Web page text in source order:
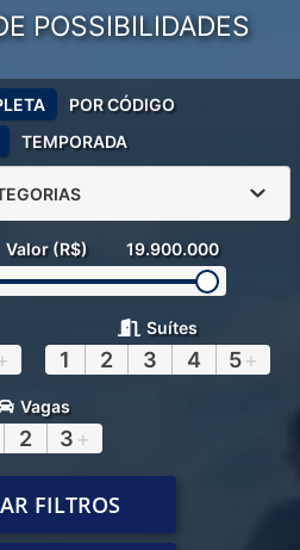
POSSIBILIDADES
TEMPORADA
POR CÓDIGO
Valor (R$) 19.900.000
Suítes
1 2 3 4 5+
Vagas
2 3 +
FILTROS